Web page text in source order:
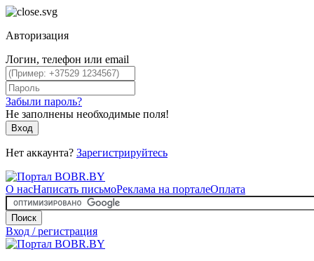
Авторизация
Логин, телефон или email
Забыли пароль?
Не заполнены необходимые поля!
Вход
Нет аккаунта? Зарегистрируйтесь
О насНаписать письмоРеклама на порталеОплата
Поиск
Вход / регистрация